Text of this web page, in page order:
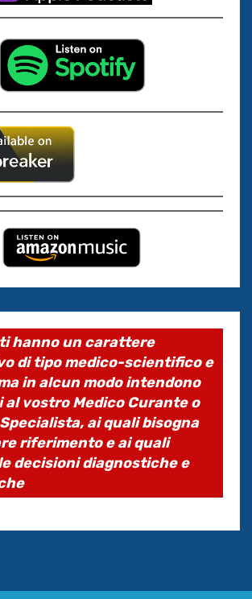
hanno un carattere
di tipo medico-scientifico e
in alcun modo intendono
vostro Medico Curante o
ai quali bisogna
riferimento e ai quali
decisioni diagnostiche e